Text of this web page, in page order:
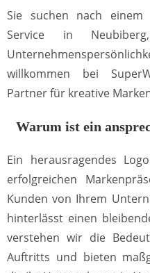
Sie suchen nach einem
Service in
willkommen bei
Partner für kreative
Warum ist ein
Ein herausragendes
erfolgreichen
Kunden von Ihrem
hinterlässt einen
verstehen wir die
Auftritts und bieten